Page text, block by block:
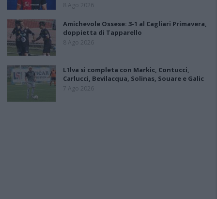
8 Ago 2026
Amichevole Ossese: 3-1 al Cagliari Primavera,
doppietta di Tapparello
8 Ago 2026
L'Ilva si completa con Markic, Contucci,
Carlucci, Bevilacqua, Solinas, Souare e Galic
7 Ago 2026